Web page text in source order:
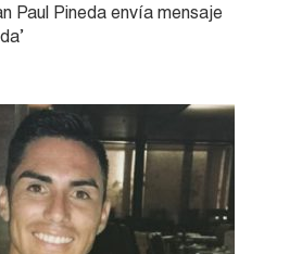
Paul Pineda envía mensaje